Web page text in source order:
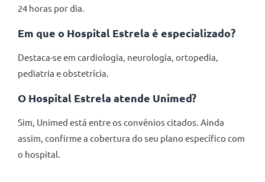
24 horas por dia.
Em que o Hospital Estrela é especializado?
Destaca-se em cardiologia, neurologia, ortopedia,
pediatria e obstetrícia.
O Hospital Estrela atende Unimed?
Sim, Unimed está entre os convênios citados. Ainda
assim, confirme a cobertura do seu plano específico com
o hospital.